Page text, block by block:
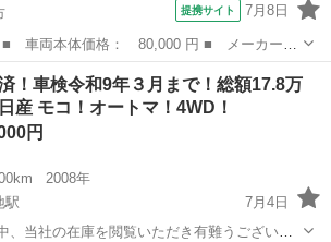
提携サイト 7月8日
モコ ■ グレード名： Ｓ ＦＯＵＲ フ
トエアコン 寒冷地仕様 パワステ キーレ
モコ
！車検令和9年３月まで！総額17.8万
産 モコ！オートマ！4WD！
円
2008年
駅
7月4日
、当社の在庫を閲覧いただき有難うございま